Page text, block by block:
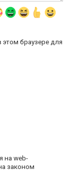
браузере для
на web-
законом